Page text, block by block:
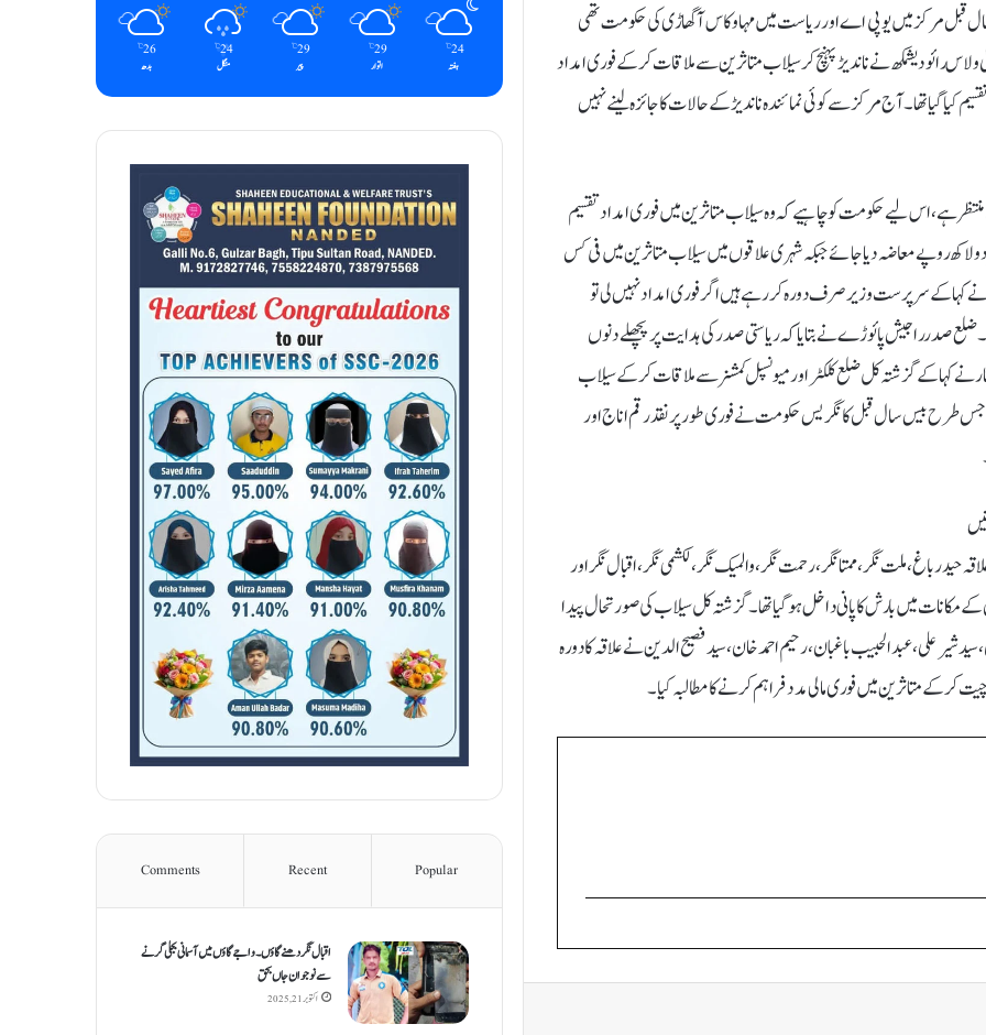
سال قبل مرکز میں یو پی اے اور ریاست میں مہا وکاس آگھاڑی کی حکومت تھی
دیشمکھ نے ناندیڑ پہنچ کر سیلاب متاثرین سے ملاقات کر کے فوری امداد
کیا گیا تھا۔ آج مرکز سے کوئی نمائندہ ناندیڑ کے حالات کا جائزہ لینے نہیں
اس لیے حکومت کو چاہیے کہ وہ سیلاب متاثرین میں فوری امداد تقسیم
لاکھ روپے معاضہ دیا جائے جبکہ شہری علاقوں میں سیلاب متاثرین میں فی کس
کہا کے سرپرست وزیر صرف دورہ کر رہے ہیں اگر فوری امداد نہیں لی تو
صدر راجیش پائوڑے نے بتایا کہ ریاستی صدر کی ہدایت پر پچھلے دنوں
نے کہا کے گزشتہ کل ضلع کلکٹر اورمیونسپل کمشنر سے ملاقات کر کے سیلاب
جس طرح بیس سال قبل کانگریس حکومت نے فوری طور پر نقد رقم اناج اور
اگست ( نامہ نگار ):ناندیڑ شہر کے پربھاگ نمبر 11 کے علاقہ حیدر باغ، ملت نگر، ممتا نگر، رحمت نگر، والمیک نگر، لکشمی نگر، اقبال نگر اور
میں بارش کا پانی داخل ہو گیا تھا۔ گزشتہ کل سیلاب کی صور تحا ل پیدا
علی، عبدالحبیب باغبان، رحیم احمد خان، سید فصیح الدین نے علاقہ کا دورہ
کے متاثرین میں فوری مالی مدد فراہم کرنے کا مطالبہ کیا۔
24
℃
ہفتہ
29
℃
اتوار
29
℃
پیر
24
℃
منگل
26
℃
بدھ
Popular
Recent
Comments
اقبال نگر دھنےگاؤں۔ واجےگاؤں میں آسمانی بجلی گرنے
سے نوجوان جاں بحق
اکتوبر 21, 2025